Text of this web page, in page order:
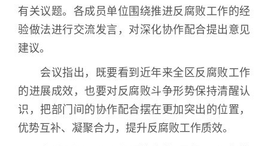
有关议题。各成员单位围绕推进反腐败工作的经
验做法进行交流发言，对深化协作配合提出意见
建议。
会议指出，既要看到近年来全区反腐败工作
的进展成效，也要对反腐败斗争形势保持清醒认
识，把部门间的协作配合摆在更加突出的位置，
优势互补、凝聚合力，提升反腐败工作质效。